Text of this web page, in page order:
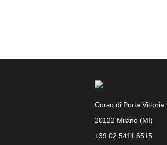
Corso di Porta Vittoria
20122 Milano (MI)
+39 02 5411 6515